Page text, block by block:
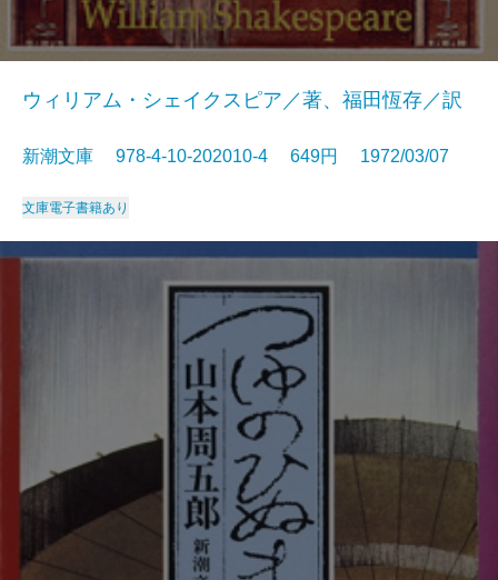
ウィリアム・シェイクスピア／著、福田恆存／訳
新潮文庫 978-4-10-202010-4 649円 1972/03/07
文庫電子書籍あり